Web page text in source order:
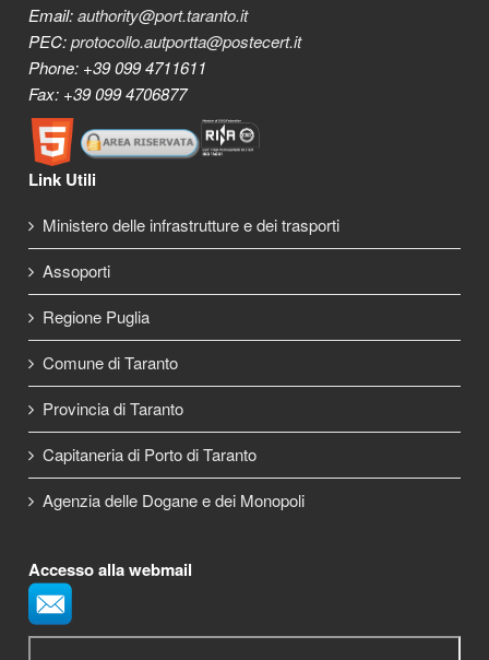
Email:authority@port.taranto.it
PEC:protocollo.autportta@postecert.it
Phone: +39 099 4711611
Fax: +39 099 4706877
Link Utili
Ministero delle infrastrutture e dei trasporti
Assoporti
Regione Puglia
Comune di Taranto
Provincia di Taranto
Capitaneria di Porto di Taranto
Agenzia delle Dogane e dei Monopoli
Accesso alla webmail